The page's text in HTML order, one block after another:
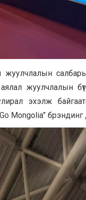
жуулчлалын
жуулчлалын
эхэлж
Mongolia”